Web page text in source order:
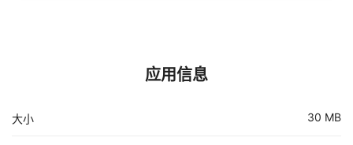
应用信息
大小 30 MB